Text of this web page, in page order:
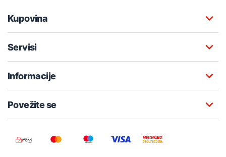
Kupovina
Servisi
Informacije
Povežite se